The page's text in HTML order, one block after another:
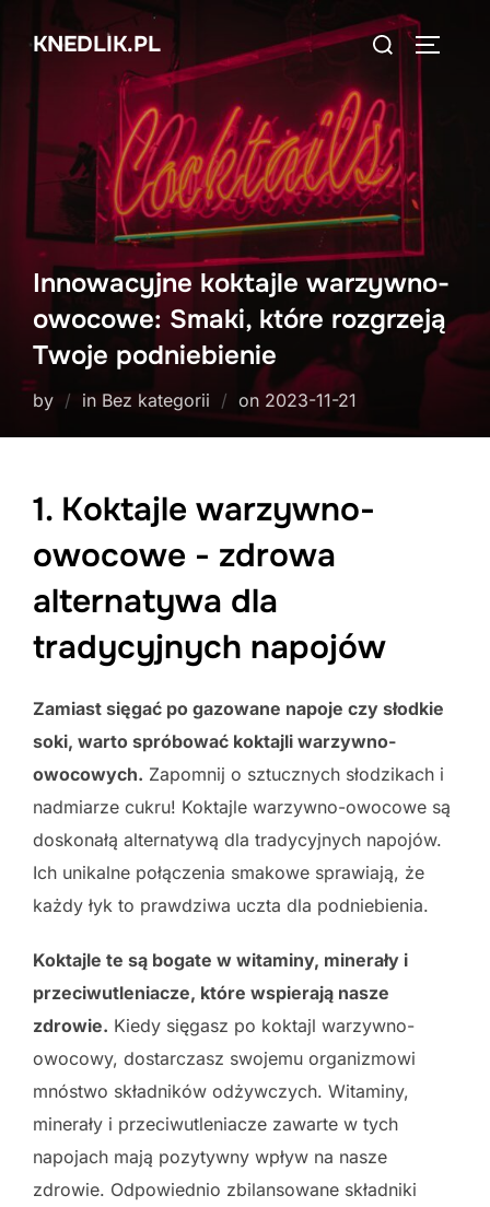
KNEDLIK.PL
Search
Innowacyjne koktajle warzywno-
owocowe: Smaki, które rozgrzeją
Twoje podniebienie
by in Bez kategorii on Posted
on
2023-11-21
1. Koktajle warzywno-
owocowe - zdrowa
alternatywa dla
tradycyjnych napojów
Zamiast sięgać po gazowane napoje czy słodkie
soki, warto spróbować koktajli warzywno-
owocowych. Zapomnij o sztucznych słodzikach i
nadmiarze cukru! Koktajle warzywno-owocowe są
doskonałą alternatywą dla tradycyjnych napojów.
Ich unikalne połączenia smakowe sprawiają, że
każdy łyk to prawdziwa uczta dla podniebienia.
Koktajle te są bogate w witaminy, minerały i
przeciwutleniacze, które wspierają nasze
zdrowie. Kiedy sięgasz po koktajl warzywno-
owocowy, dostarczasz swojemu organizmowi
mnóstwo składników odżywczych. Witaminy,
minerały i przeciwutleniacze zawarte w tych
napojach mają pozytywny wpływ na nasze
zdrowie. Odpowiednio zbilansowane składniki